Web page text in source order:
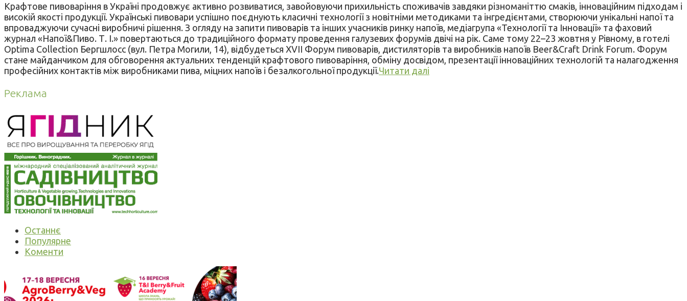
Крафтове пивоваріння в Україні продовжує активно розвиватися, завойовуючи прихильність споживачів завдяки різноманіттю смаків, інноваційним підходам і
високій якості продукції. Українські пивовари успішно поєднують класичні технології з новітніми методиками та інгредієнтами, створюючи унікальні напої та
впроваджуючи сучасні виробничі рішення. З огляду на запити пивоварів та інших учасників ринку напоїв, медіагрупа «Технології та Інновації» та фаховий
журнал «Напої&Пиво. Т. І.» повертаються до традиційного формату проведення галузевих форумів двічі на рік. Саме тому 22–23 жовтня у Рівному, в готелі
Optima Collection Бергшлосс (вул. Петра Могили, 14), відбудеться XVII Форум пивоварів, дистиляторів та виробників напоїв Beer&Craft Drink Forum. Форум
стане майданчиком для обговорення актуальних тенденцій крафтового пивоваріння, обміну досвідом, презентації інноваційних технологій та налагодження
професійних контактів між виробниками пива, міцних напоїв і безалкогольної продукції.Читати далі
Реклама
Останнє
Популярне
Коменти